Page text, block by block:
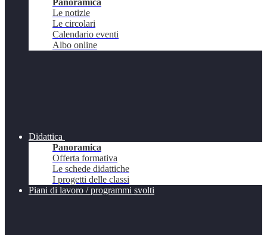
Panoramica
Le notizie
Le circolari
Calendario eventi
Albo online
Didattica
Panoramica
Offerta formativa
Le schede didattiche
I progetti delle classi
Piani di lavoro / programmi svolti